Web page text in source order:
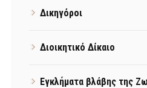
Δικηγόροι
Διοικητικό Δίκαιο
Εγκλήματα βλάβης της